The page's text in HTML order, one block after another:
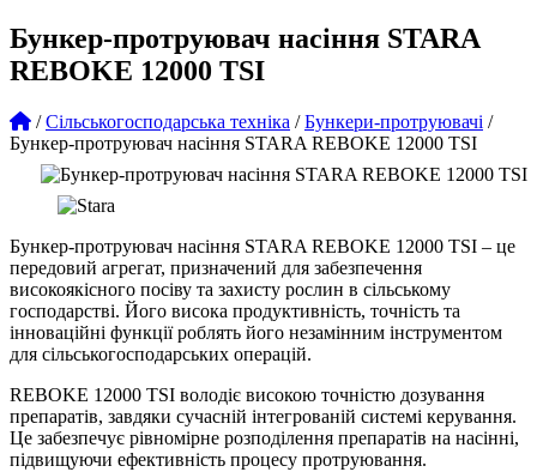
Бункер-протруювач насіння STARA
REBOKE 12000 TSI
/Сільськогосподарська техніка /Бункери-протруювачі /
Бункер-протруювач насіння STARA REBOKE 12000 TSI
Бункер-протруювач насіння STARA REBOKE 12000 TSI – це
передовий агрегат, призначений для забезпечення
високоякісного посіву та захисту рослин в сільському
господарстві. Його висока продуктивність, точність та
інноваційні функції роблять його незамінним інструментом
для сільськогосподарських операцій.
REBOKE 12000 TSI володіє високою точністю дозування
препаратів, завдяки сучасній інтегрованій системі керування.
Це забезпечує рівномірне розподілення препаратів на насінні,
підвищуючи ефективність процесу протруювання.